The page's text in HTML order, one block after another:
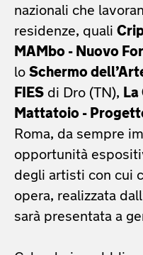
nazionali che
residenze, quali
MAMbo - Nuovo
lo Schermo
FIES di Dro (TN), La
Mattatoio -
Roma, da sempre
opportunità
degli artisti con cui
opera, realizzata
sarà presentata a